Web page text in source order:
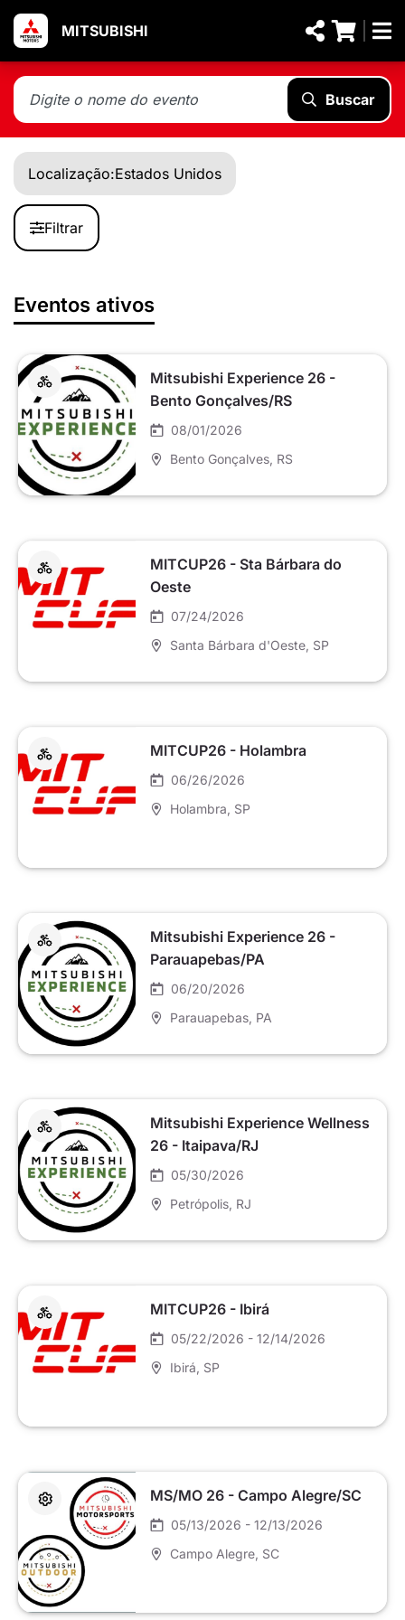
MITSUBISHI
Buscar
Localização:Estados Unidos
Filtrar
Eventos ativos
Mitsubishi Experience 26 -
Bento Gonçalves/RS
08/01/2026
Bento Gonçalves , RS
MITCUP26 - Sta Bárbara do
Oeste
07/24/2026
Santa Bárbara d'Oeste , SP
MITCUP26 - Holambra
06/26/2026
Holambra , SP
Mitsubishi Experience 26 -
Parauapebas/PA
06/20/2026
Parauapebas , PA
Mitsubishi Experience Wellness
26 - Itaipava/RJ
05/30/2026
Petrópolis , RJ
MITCUP26 - Ibirá
05/22/2026 - 12/14/2026
Ibirá , SP
MS/MO 26 - Campo Alegre/SC
05/13/2026 - 12/13/2026
Campo Alegre , SC